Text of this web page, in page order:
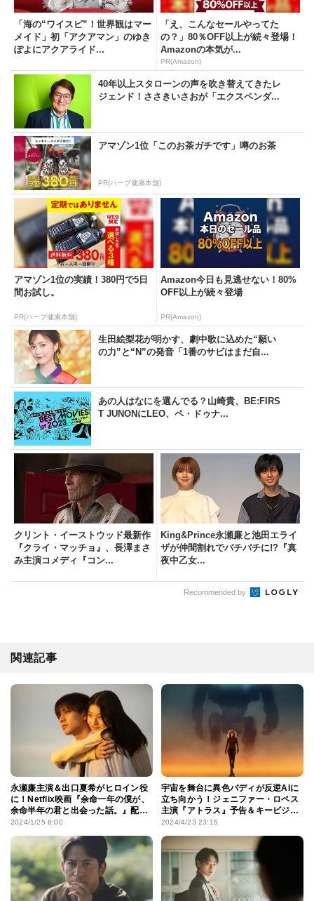
「海の“ワイスピ”！世界観はマー
メイド」初「アクアマン」のゆき
ぽよにアクアライド...
「え、こんなセールやってた
の？」80％OFF以上が続々登場！
Amazonの本気が...
PR(Amazon)
40年以上スタローンの声を吹き替えてきたレ
ジェンド！ささきいさおが「エクスペンダ...
アマゾン1位「このお茶ガチです」噂のお茶
PR(ハーブ健康本舗)
アマゾン1位の実績！380円で5日
間お試し。
PR(ハーブ健康本舗)
Amazon今日も見逃せない！80%
OFF以上が続々登場
PR(Amazon)
生田絵梨花が明かす、劇中歌に込めた“願い
の力”と“N”の発音「1番のサビはまだ自...
あの人はなにを選んでる？山崎貴、BE:FIRS
T JUNONにLEO、ペ・ドゥナ...
クリント・イーストウッド最新作
『クライ・マッチョ』、長澤まさ
み主演コメディ『コン...
King&Prince永瀬廉と池田エライ
ザが仲間割れでバチバチに!?『真
夜中乙女...
Recommended by
関連記事
永瀬廉主演＆出口夏希がヒロイン役
に！Netflix映画『余命一年の僕が、
余命半年の君と出会った話。』配信
決定
2024/1/25 6:00
宇宙を舞台に異色バディが反逆AIに
立ち向かう！ジェニファー・ロペス
主演『アトラス』予告＆キービジュ
アル
2024/4/23 23:15